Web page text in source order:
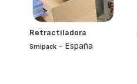
Retractiladora
Smipack - España